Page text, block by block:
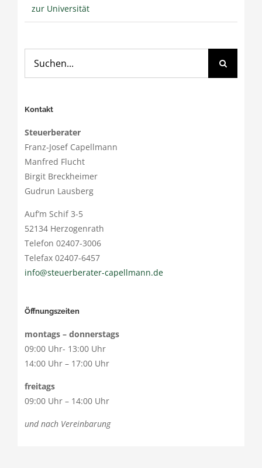
zur Universität
nach:
Kontakt
Steuerberater
Franz-Josef Capellmann
Manfred Flucht
Birgit Breckheimer
Gudrun Lausberg
Auf’m Schif 3-5
52134 Herzogenrath
Telefon 02407-3006
Telefax 02407-6457
info@steuerberater-capellmann.de
Öffnungszeiten
montags – donnerstags
09:00 Uhr- 13:00 Uhr
14:00 Uhr – 17:00 Uhr
freitags
09:00 Uhr – 14:00 Uhr
und nach Vereinbarung